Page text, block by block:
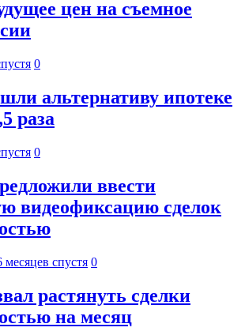
цен на съемное
0
альтернативу ипотеке
раза
0
ввести
видеофиксацию сделок
месяцев спустя 0
растянуть сделки
на месяц